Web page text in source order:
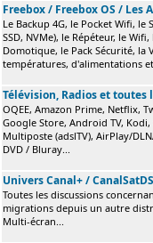
Freebox / Freebox OS / Les
Le Backup 4G, le Pocket Wifi, le
SSD, NVMe), le Répéteur, le
Domotique, le Pack Sécurité, la
températures, d'alimentations
Télévision, Radios et
OQEE, Amazon Prime, Netflix,
Google Store, Android TV,
Multiposte (adslTV), AirPlay/
DVD / Bluray...
Univers Canal+ /
Toutes les discussions
migrations depuis un autre
Multi-écran...